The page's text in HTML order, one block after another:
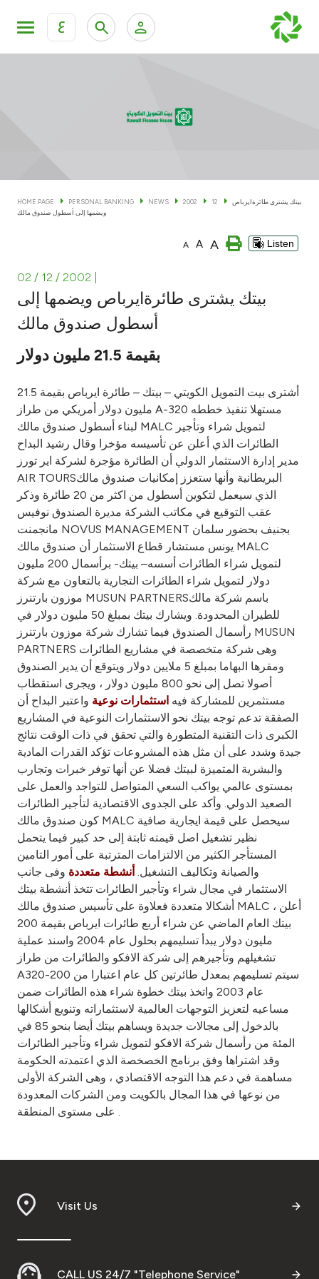
ع
KFH Online Corporate Banking Services
Cards
Banking Tiers
Investment
Tools & Services
After Sales Services
Contact us
Branch & ATM locator
Germany
Malaysia
Turkey
Egypt
UK
Kingdom of Bahrain
HOME PAGE PERSONAL BANKING NEWS 2002 12
بيتك يشترى طائرةايرباص
ويضمها إلى أسطول صندوق مالك
A A A Listen
02 / 12 / 2002
بيتك يشترى طائرةايرباص ويضمها إلى
أسطول صندوق مالك
بقيمة 21.5 مليون دولار
أشترى بيت التمويل الكويتي – بيتك – طائرة ايرباص بقيمة 21.5
مليون دولار أمريكي من طراز A-320 مستهلا تنفيذ خططه
لبناء أسطول صندوق مالك MALC لتمويل شراء وتأجير
الطائرات الذي أعلن عن تأسيسه مؤخرا وقال رشيد البداح
مدير إدارة الاستثمار الدولي أن الطائرة مؤجرة لشركة اير تورز
AIR TOURSالبريطانية وأنها ستعزز إمكانيات صندوق مالك
الذي سيعمل لتكوين أسطول من اكثر من 20 طائرة وذكر
عقب التوقيع في مكاتب الشركة مديرة الصندوق نوفيس
مانجمنت NOVUS MANAGEMENT بجنيف بحضور سلمان
يونس مستشار قطاع الاستثمار أن صندوق مالك MALC
لتمويل شراء الطائرات أسسه– بيتك- برأسمال 200 مليون
دولار لتمويل شراء الطائرات التجارية بالتعاون مع شركة
موزون بارتنرز MUSUN PARTNERSباسم شركة مالك
للطيران المحدودة. ويشارك بيتك بمبلغ 50 مليون دولار في
رأسمال الصندوق فيما تشارك شركة موزون بارتنرز MUSUN
PARTNERS وهى شركة متخصصة في مشاريع الطائرات
ومقرها البهاما بمبلغ 5 ملايين دولار ويتوقع أن يدير الصندوق
أصولا تصل إلى نحو 800 مليون دولار ، ويجرى استقطاب
مستثمرين للمشاركة فيه استثمارات نوعية واعتبر البداح أن
الصفقة تدعم توجه بيتك نحو الاستثمارات النوعية في المشاريع
الكبرى ذات التقنية المتطورة والتي تحقق في ذات الوقت نتائج
جيدة وشدد على أن مثل هذه المشروعات تؤكد القدرات المادية
والبشرية المتميزة لبيتك فضلا عن أنها توفر خبرات وتجارب
بمستوى عالمي يواكب السعي المتواصل للتواجد والعمل على
الصعيد الدولي. وأكد على الجدوى الاقتصادية لتأجير الطائرات
كون صندوق مالك MALC سيحصل على قيمة ايجارية صافية
نظير تشغيل اصل قيمته ثابتة إلى حد كبير فيما يتحمل
المستأجر الكثير من الالتزامات المترتبة على أمور التامين
والصيانة وتكاليف التشغيل. أنشطة متعددة وفى جانب
الاستثمار في مجال شراء وتأجير الطائرات تتخذ أنشطة بيتك
أشكالا متعددة فعلاوة على تأسيس صندوق مالك MALC ، أعلن
بيتك العام الماضي عن شراء أربع طائرات ايرباص بقيمة 200
مليون دولار يبدأ تسليمهم بحلول عام 2004 واسند عملية
تشغيلهم وتأجيرهم إلى شركة الافكو والطائرات من طراز
A320-200 سيتم تسليمهم بمعدل طائرتين كل عام اعتبارا من
عام 2003 واتخذ بيتك خطوة شراء هذه الطائرات ضمن
مساعيه لتعزيز التوجهات العالمية لاستثماراته وتنويع أشكالها
بالدخول إلى مجالات جديدة ويساهم بيتك أيضا بنحو 85 في
المئة من رأسمال شركة الافكو لتمويل شراء وتأجير الطائرات
وقد اشتراها وفق برنامج الخصخصة الذي اعتمدته الحكومة
مساهمة في دعم هذا التوجه الاقتصادي ، وهى الشركة الأولى
من نوعها في هذا المجال بالكويت ومن الشركات المعدودة
على مستوى المنطقة .
Visit Us
CALL US 24/7 "Telephone Service"